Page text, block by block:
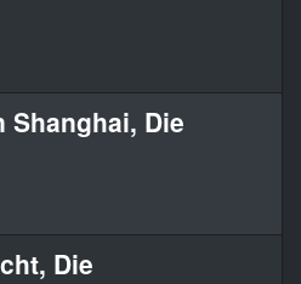
Shanghai, Die
Die